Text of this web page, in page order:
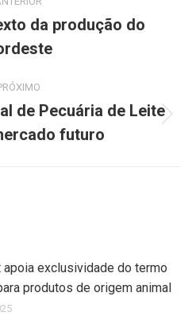
da produção do
de Pecuária de Leite
futuro
apoia exclusividade do termo
produtos de origem animal